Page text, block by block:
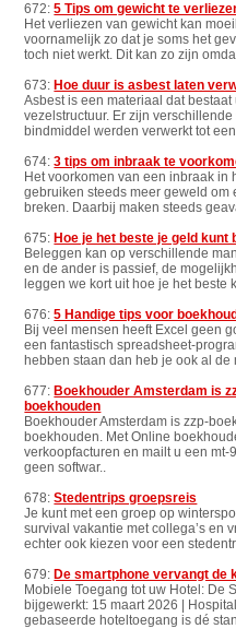
672:5 Tips om gewicht te
Het verliezen van gewicht kan
voornamelijk zo dat je soms het
toch niet werkt. Dit kan zo zijn
673:Hoe duur is asbest laten
Asbest is een materiaal dat
vezelstructuur. Er zijn
bindmiddel werden verwerkt tot
674:3 tips om inbraak te
Het voorkomen van een inbraak in
gebruiken steeds meer geweld om
breken. Daarbij maken steeds
675:Hoe je het beste je geld kunt
Beleggen kan op verschillende
en de ander is passief, de
leggen we kort uit hoe je het beste
676:5 Handige tips voor
Bij veel mensen heeft Excel geen
een fantastisch spreadsheet-
hebben staan dan heb je ook al
677:Boekhouder Amsterdam is
boekhouden
Boekhouder Amsterdam is zzp-
boekhouden. Met Online
verkoopfacturen en mailt u een
geen softwar..
678:Stedentrips groepsreis
Je kunt met een groep op
survival vakantie met collega’s en
echter ook kiezen voor een
679:De smartphone vervangt de
Mobiele Toegang tot uw Hotel: De
bijgewerkt: 15 maart 2026 |
gebaseerde hoteltoegang is dé